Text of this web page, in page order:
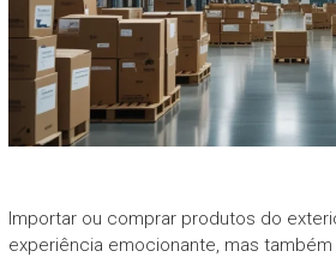
Importar ou comprar produtos do
experiência emocionante, mas